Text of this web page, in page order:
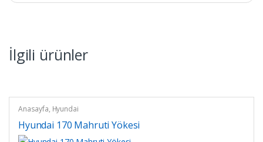
İlgili ürünler
Anasayfa, Hyundai
Hyundai 170 Mahruti Yökesi